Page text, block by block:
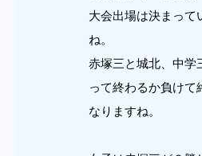
大会出場は決まって
ね。
赤塚三と城北、中学
って終わるか負けて
なりますね。